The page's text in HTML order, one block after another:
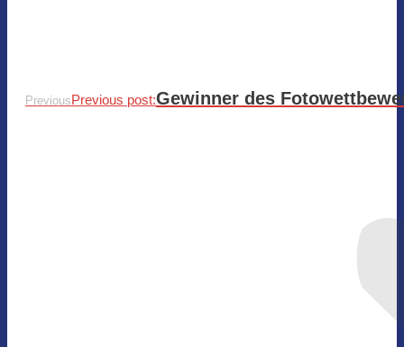
PreviousPrevious post:Gewinner des